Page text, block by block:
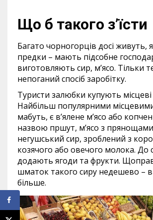
Що б такого з’їсти
Багато чорногорців досі живуть,
предки – мають підсобне
виготовляють сир, м’ясо. Тільки
непоганий спосіб заробітку.
Туристи залюбки купують
Найбільш популярними
мабуть, є в’ялене м’ясо або
назвою пршут, м’ясо з прянощами
негушський сир, зроблений з
козячого або овечого молока. До
додають ягоди та фрукти.
шматок такого сиру недешево –
більше.